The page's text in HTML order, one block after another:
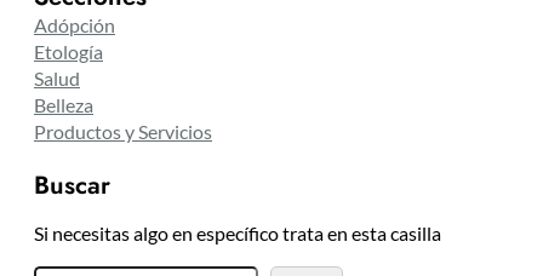
Adópción
Etología
Salud
Belleza
Productos y Servicios
Buscar
Si necesitas algo en específico trata en esta casilla